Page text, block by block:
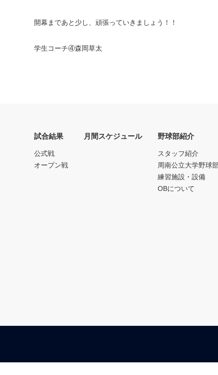
開幕まであと少し、頑張っていきましょう！！
学生コーチ④森岡草太
試合結果
公式戦
オープン戦
月間スケジュール 野球部紹介
スタッフ紹介
周南公立大学野球
練習施設・設備
OBについて